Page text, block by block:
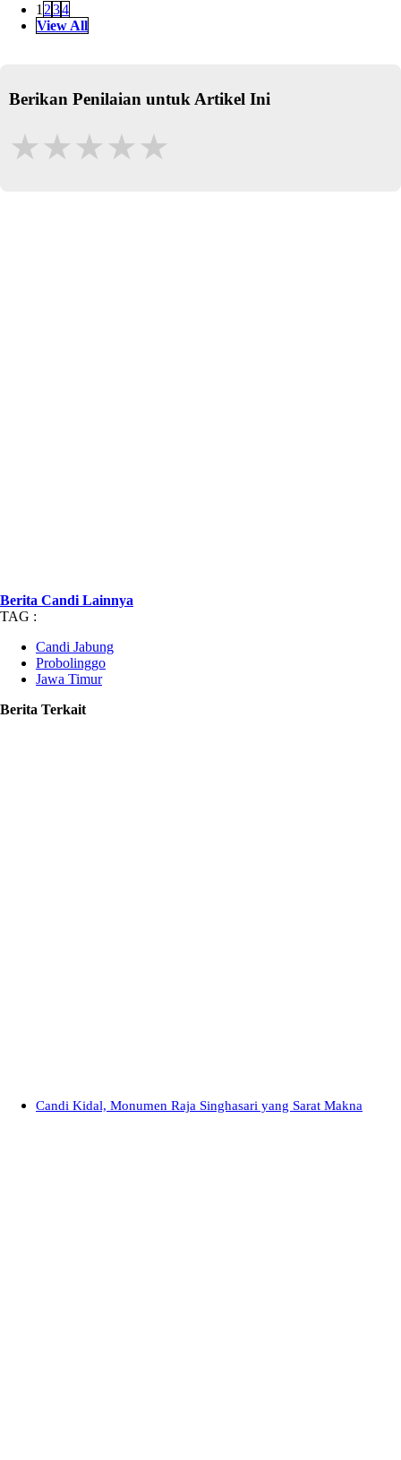
1 234
View All
Berikan Penilaian untuk Artikel Ini
★★★★★
Berita Candi Lainnya
TAG :
Candi Jabung
Probolinggo
Jawa Timur
Berita Terkait
Candi Kidal, Monumen Raja Singhasari yang Sarat Makna